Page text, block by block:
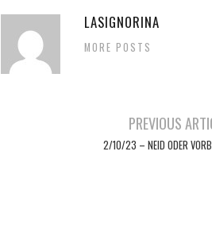
LASIGNORINA
MORE POSTS
PREVIOUS
2/10/23 – NEID ODER